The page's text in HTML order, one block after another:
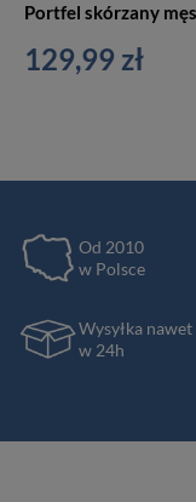
129,99 zł
Od 2010
w Polsce
Wysyłka nawet
w 24h